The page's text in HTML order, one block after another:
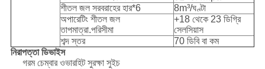
শীতল জল সরবরাহের হার*6
8m³/ঘণ্টা
অপারেটিং শীতল জল
তাপমাত্রা.পরিসীমা
+18 থেকে 23 ডিগ্রি
সেলসিয়াস
শব্দ স্তর
70 ডিবি বা কম
নিরাপত্তা ডিভাইস
গরম চেম্বার ওভারহিট সুরক্ষা সুইচ